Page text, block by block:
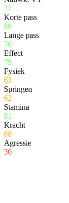
77
Korte pass
80
Lange pass
76
Effect
79
Fysiek
63
Springen
62
Stamina
81
Kracht
68
Agressie
30